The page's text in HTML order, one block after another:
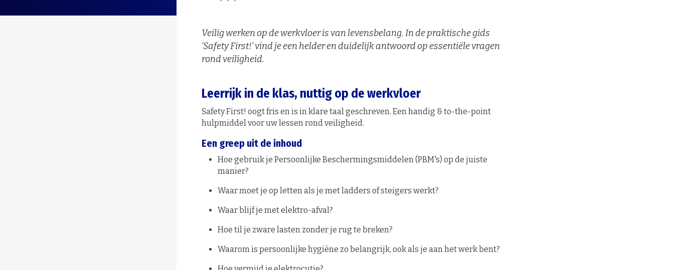
Veilig werken op de werkvloer is van levensbelang. In de praktische gids
‘Safety First!’ vind je een helder en duidelijk antwoord op essentiële vragen
rond veiligheid.
Leerrijk in de klas, nuttig op de werkvloer
Safety First! oogt fris en is in klare taal geschreven. Een handig & to-the-point
hulpmiddel voor uw lessen rond veiligheid.
Een greep uit de inhoud
Hoe gebruik je Persoonlijke Beschermingsmiddelen (PBM's) op de juiste
manier?
Waar moet je op letten als je met ladders of steigers werkt?
Waar blijf je met elektro-afval?
Hoe til je zware lasten zonder je rug te breken?
Waarom is persoonlijke hygiëne zo belangrijk, ook als je aan het werk bent?